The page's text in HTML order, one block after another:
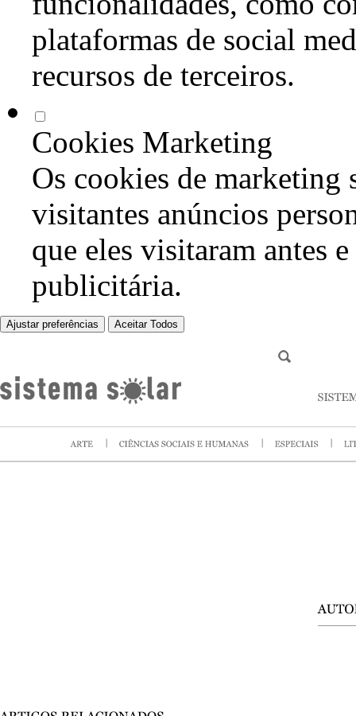
plataformas de social
recursos de terceiros.
Cookies Marketing
Os cookies de marketing
visitantes anúncios
que eles visitaram antes
publicitária.
Ajustar preferências Aceitar Todos